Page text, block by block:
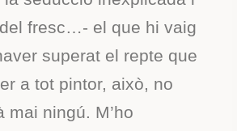
fresc…- el que hi vaig
superat el repte que
a tot pintor, això, no
mai ningú. M’ho